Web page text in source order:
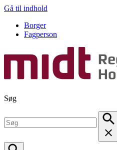
Gå til indhold
Borger
Fagperson
Søg